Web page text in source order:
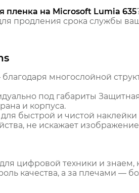
пленка на Microsoft Lumia 635
продления срока службы
многослойной
под габариты
и корпуса.
быстрой и чистой
не искажает
для цифровой техники и знаем,
качества, а за плечами —